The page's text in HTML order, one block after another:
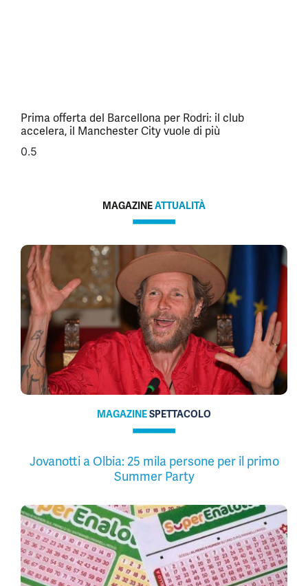
Prima offerta del Barcellona per Rodri: il club
accelera, il Manchester City vuole di più
MAGAZINEATTUALITÀ
MAGAZINESPETTACOLO
Jovanotti a Olbia: 25 mila persone per il primo
Summer Party